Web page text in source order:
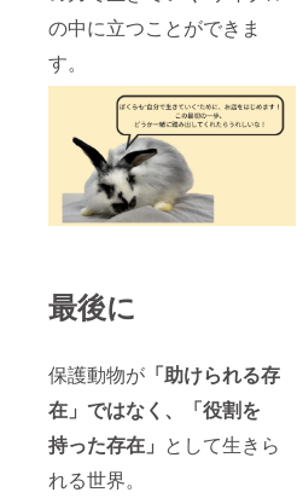
の中に立つことができま
す。
最後に
保護動物が 「助けられる存
在」ではなく、「役割を
持った存在」 として生きら
れる世界。